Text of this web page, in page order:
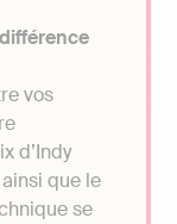
vos
d’Indy
que le
se